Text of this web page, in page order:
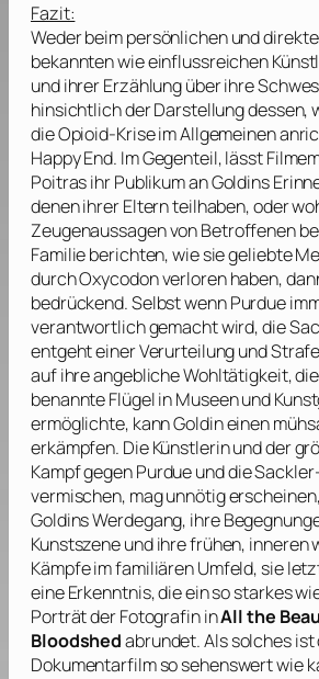
Fazit:
Weder beim persönlichen und
bekannten wie einflussreichen
und ihrer Erzählung über ihre
hinsichtlich der Darstellung dessen,
die Opioid-Krise im Allgemeinen
Happy End. Im Gegenteil, lässt
Poitrasihr Publikum anGoldins
denen ihrer Eltern teilhaben, oder
Zeugenaussagen von Betroffenen
Familie berichten, wie sie geliebte
durch Oxycodon verloren haben,
bedrückend. Selbst wennPurdue
verantwortlich gemacht wird, die
entgeht einer Verurteilung und
auf ihre angebliche Wohltätigkeit,
benannte Flügel in Museen und
ermöglichte, kannGoldineinen
erkämpfen. Die Künstlerin und der
Kampf gegenPurdueund dieSackler
vermischen, mag unnötig
GoldinsWerdegang, ihre
Kunstszene und ihre frühen, inneren
Kämpfe im familiären Umfeld, sie
eine Erkenntnis, die ein so starkes
Porträt der Fotografin inAll the
Bloodshedabrundet. Als solches ist
Dokumentarfilm so sehenswert wie